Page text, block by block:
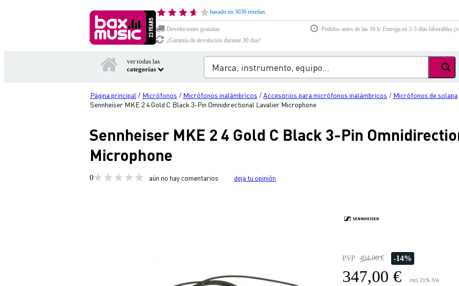
basado en 3036 reseñas
Devoluciones gratuitas
Pedidos antes de las 16 h: Entrega en 2-3 días laborables
¡Garantía de devolución durante 30 días!
ver todas las
categorías
Página principal / Micrófonos / Micrófonos inalámbricos /Accesorios para micrófonos inalámbricos / Micrófonos de solapa
Sennheiser MKE 2 4 Gold C Black 3-Pin Omnidirectional Lavalier Microphone
Sennheiser MKE 2 4 Gold C Black 3-Pin
Microphone
0 aún no hay comentarios deja tu opinión
PVP 404,00 € -14%
347,00 € incl. 21% IVA